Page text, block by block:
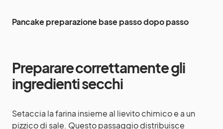
Pancake preparazione base passo dopo passo
Preparare correttamente gli
ingredienti secchi
Setaccia la farina insieme al lievito chimico e a un
pizzico di sale. Questo passaggio distribuisce